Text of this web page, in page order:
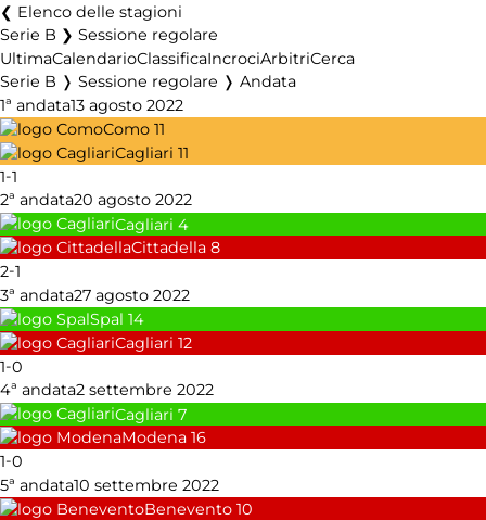
Elenco delle stagioni
Serie B ❯ Sessione regolare
UltimaCalendarioClassificaIncrociArbitriCerca
Serie B ❭ Sessione regolare ❭ Andata
1ª andata13 agosto 2022
Como 11
Cagliari 11
1-1
2ª andata20 agosto 2022
Cagliari 4
Cittadella 8
2-1
3ª andata27 agosto 2022
Spal 14
Cagliari 12
1-0
4ª andata2 settembre 2022
Cagliari 7
Modena 16
1-0
5ª andata10 settembre 2022
Benevento 10